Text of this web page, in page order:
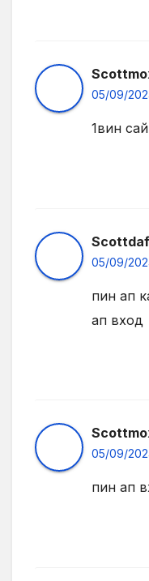
05/09/
1вин
Scottdaf
05/09/
пин ап
ап вход
05/09/
пин ап